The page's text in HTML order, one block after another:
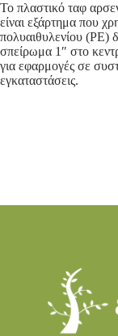
Το πλαστικό ταφ
είναι εξάρτημα που
πολυαιθυλενίου (PE)
σπείρωμα 1″ στο
για εφαρμογές σε
εγκαταστάσεις.